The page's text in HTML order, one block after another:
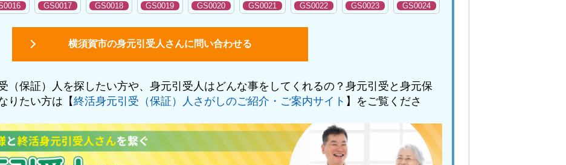
GS0017 GS0018 GS0019 GS0020 GS0021 GS0022 GS0023 GS0024
横須賀市の身元引受人さんに問い合わせる
（保証）人を探したい方や、身元引受人はどんな事をしてくれるの？身元引受と身元保
りたい方は【終活身元引受（保証）人さがしのご紹介・ご案内サイト 】をご覧くださ